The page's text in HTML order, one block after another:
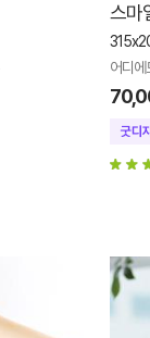
스마
어디에